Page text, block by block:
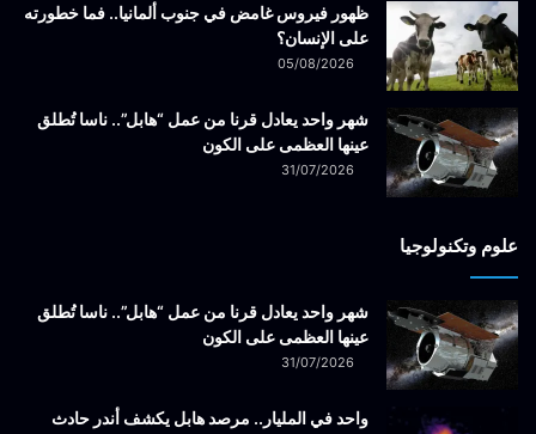
ظهور فيروس غامض في جنوب ألمانيا.. فما خطورته
على الإنسان؟
05/08/2026
شهر واحد يعادل قرنا من عمل “هابل”.. ناسا تُطلق
عينها العظمى على الكون
31/07/2026
علوم وتكنولوجيا
شهر واحد يعادل قرنا من عمل “هابل”.. ناسا تُطلق
عينها العظمى على الكون
31/07/2026
واحد في المليار.. مرصد هابل يكشف أندر حادث